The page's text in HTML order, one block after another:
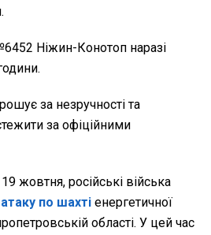
Ніжин-Конотоп наразі
за незручності та
за офіційними
жовтня, російські війська
по шахті енергетичної
області. У цей час